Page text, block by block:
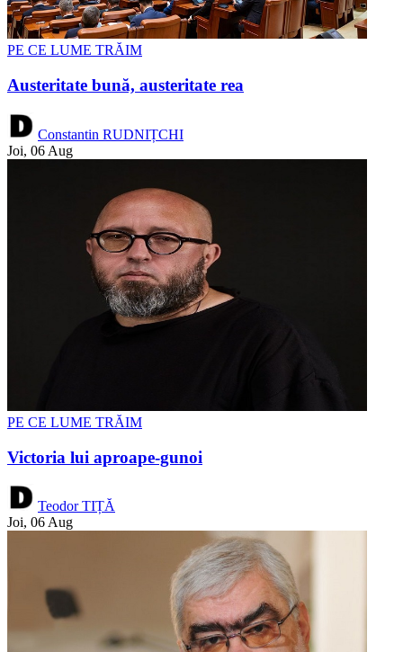
PE CE LUME TRĂIM
Austeritate bună, austeritate rea
Constantin RUDNIȚCHI
Joi, 06 Aug
PE CE LUME TRĂIM
Victoria lui aproape-gunoi
Teodor TIȚĂ
Joi, 06 Aug